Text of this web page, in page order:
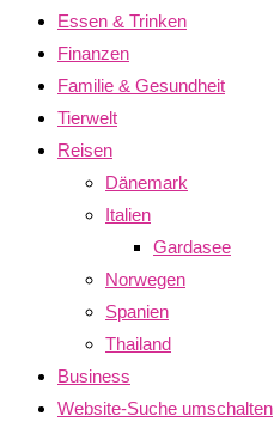
Essen & Trinken
Finanzen
Familie & Gesundheit
Tierwelt
Reisen
Dänemark
Italien
Gardasee
Norwegen
Spanien
Thailand
Business
Website-Suche umschalten